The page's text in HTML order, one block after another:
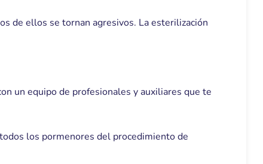
de ellos se tornan agresivos. La esterilización
un equipo de profesionales y auxiliares que te
los pormenores del procedimiento de